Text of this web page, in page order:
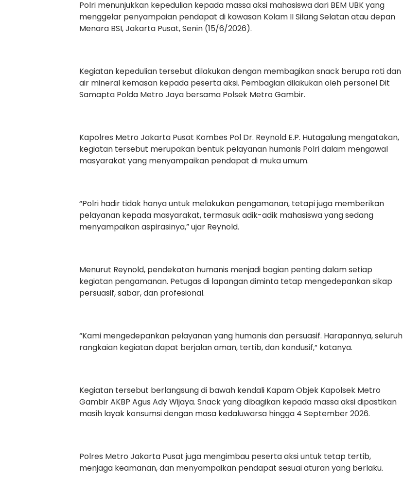
Polri menunjukkan kepedulian kepada massa aksi mahasiswa dari BEM UBK yang
menggelar penyampaian pendapat di kawasan Kolam II Silang Selatan atau depan
Menara BSI, Jakarta Pusat, Senin (15/6/2026).
Kegiatan kepedulian tersebut dilakukan dengan membagikan snack berupa roti dan
air mineral kemasan kepada peserta aksi. Pembagian dilakukan oleh personel Dit
Samapta Polda Metro Jaya bersama Polsek Metro Gambir.
Kapolres Metro Jakarta Pusat Kombes Pol Dr. Reynold E.P. Hutagalung mengatakan,
kegiatan tersebut merupakan bentuk pelayanan humanis Polri dalam mengawal
masyarakat yang menyampaikan pendapat di muka umum.
“Polri hadir tidak hanya untuk melakukan pengamanan, tetapi juga memberikan
pelayanan kepada masyarakat, termasuk adik-adik mahasiswa yang sedang
menyampaikan aspirasinya,” ujar Reynold.
Menurut Reynold, pendekatan humanis menjadi bagian penting dalam setiap
kegiatan pengamanan. Petugas di lapangan diminta tetap mengedepankan sikap
persuasif, sabar, dan profesional.
“Kami mengedepankan pelayanan yang humanis dan persuasif. Harapannya, seluruh
rangkaian kegiatan dapat berjalan aman, tertib, dan kondusif,” katanya.
Kegiatan tersebut berlangsung di bawah kendali Kapam Objek Kapolsek Metro
Gambir AKBP Agus Ady Wijaya. Snack yang dibagikan kepada massa aksi dipastikan
masih layak konsumsi dengan masa kedaluwarsa hingga 4 September 2026.
Polres Metro Jakarta Pusat juga mengimbau peserta aksi untuk tetap tertib,
menjaga keamanan, dan menyampaikan pendapat sesuai aturan yang berlaku.